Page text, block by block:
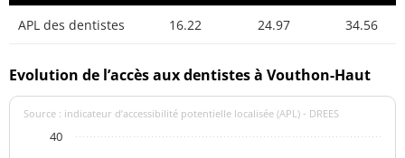
APL des dentistes 16.22 24.97 34.56
Evolution de l’accès aux dentistes à Vouthon-Haut
Source : indicateur d’accessibilité potentielle localisée (APL) - DREES
40